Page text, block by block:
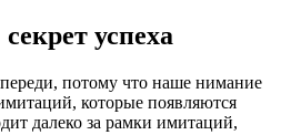
успеха
потому что наше нимание
которые появляются
далеко за рамки имитаций,